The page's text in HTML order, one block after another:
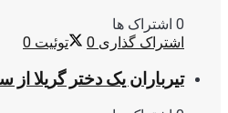
0 اشتراک ها
اشتراک گذاری 0 توئیت 0
تیرباران یک دختر گریلا